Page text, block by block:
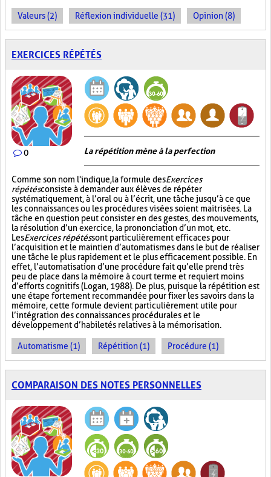
Valeurs (2) Réflexion individuelle (31) Opinion (8)
EXERCICES RÉPÉTÉS
0 La répétition mène à la perfection
Comme son nom l'indique, la formule desExercices
répétésconsiste à demander aux élèves de répéter
systématiquement, à l’oral ou à l’écrit, une tâche jusqu’à ce que
les connaissances ou les procédures visées soient maitrisées. La
tâche en question peut consister en des gestes, des mouvements,
la résolution d’un exercice, la prononciation d’un mot, etc.
LesExercices répétéssont particulièrement efficaces pour
l’acquisition et le maintien d’automatismes dans le but de réaliser
une tâche le plus rapidement et le plus efficacement possible. En
effet, l’automatisation d’une procédure fait qu’elle prend très
peu de place dans la mémoire à court terme et requiert moins
d’efforts cognitifs (Logan, 1988). De plus, puisque la répétition est
une étape fortement recommandée pour fixer les savoirs dans la
mémoire, cette formule devient particulièrement utile pour
l’intégration des connaissances procédurales et le
développement d’habiletés relatives à la mémorisation.
Automatisme (1) Répétition (1) Procédure (1)
COMPARAISON DES NOTES PERSONNELLES